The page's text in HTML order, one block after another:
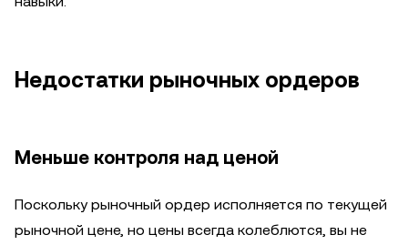
Недостатки рыночных ордеров
Меньше контроля над ценой
Поскольку рыночный ордер исполняется по текущей
рыночной цене, но цены всегда колеблются, вы не